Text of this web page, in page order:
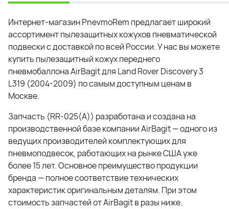
Интернет-магазин PnevmoRem предлагает широкий
ассортимент пылезащитных кожухов пневматической
подвески с доставкой по всей России. У нас вы можете
купить пылезащитный кожух переднего
пневмобаллона AirBagit для Land Rover Discovery 3
L319 (2004-2009) по самым доступным ценам в
Москве.
Запчасть (RR-025(A)) разработана и создана на
производственной базе компании AirBagit — одного из
ведущих производителей комплектующих для
пневмоподвесок, работающих на рынке США уже
более 15 лет. Основное преимущество продукции
бренда — полное соответствие технических
характеристик оригинальным деталям. При этом
стоимость запчастей от AirBagit в разы ниже.